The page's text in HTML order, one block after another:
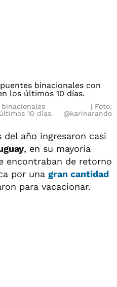
10 días.
Foto:
@karinarando
año ingresaron casi
, en su mayoría
encontraban de retorno
por una gran cantidad
para vacacionar.